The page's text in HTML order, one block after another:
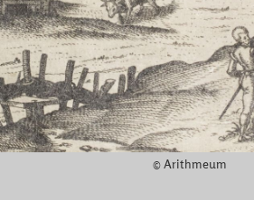
© Arithmeum